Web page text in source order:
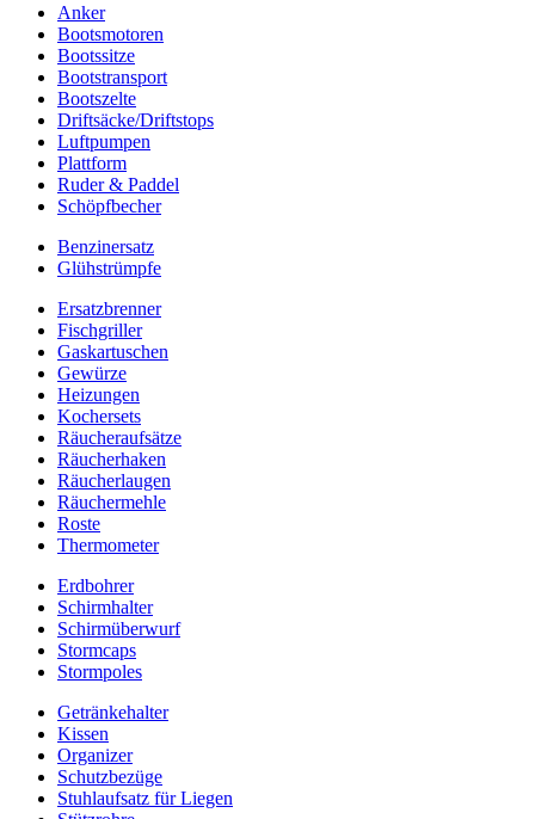
Anker
Bootsmotoren
Bootssitze
Bootstransport
Bootszelte
Driftsäcke/Driftstops
Luftpumpen
Plattform
Ruder & Paddel
Schöpfbecher
Benzinersatz
Glühstrümpfe
Ersatzbrenner
Fischgriller
Gaskartuschen
Gewürze
Heizungen
Kochersets
Räucheraufsätze
Räucherhaken
Räucherlaugen
Räuchermehle
Roste
Thermometer
Erdbohrer
Schirmhalter
Schirmüberwurf
Stormcaps
Stormpoles
Getränkehalter
Kissen
Organizer
Schutzbezüge
Stuhlaufsatz für Liegen